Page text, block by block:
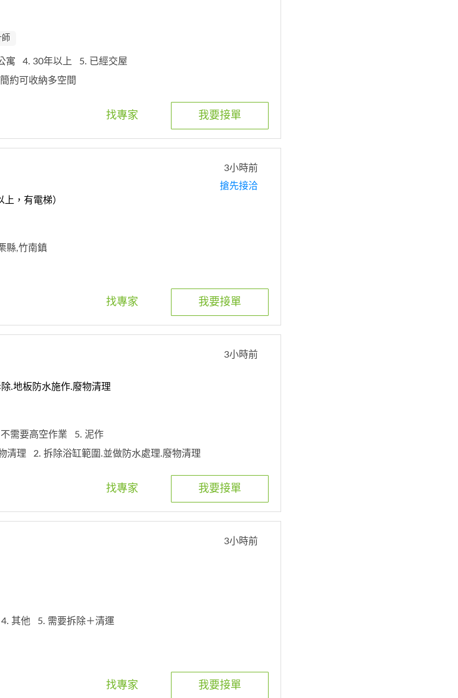
師
寓 4. 30年以上
5. 已經交屋
約可收納多空間
我要接單
找專家
，有電梯）
3小時前
搶先接洽
縣,竹南鎮
我要接單
找專家
.地板防水施作.廢物清理
3小時前
需要高空作業
5. 泥作
清理 2. 拆除浴缸範圍.並做防水處理.廢物清理
我要接單
找專家
3小時前
4. 其他
5. 需要拆除＋清運
我要接單
找專家